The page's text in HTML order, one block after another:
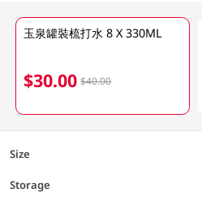
玉泉罐裝梳打水 8 X 330ML
$30.00 $40.00
Size
Storage